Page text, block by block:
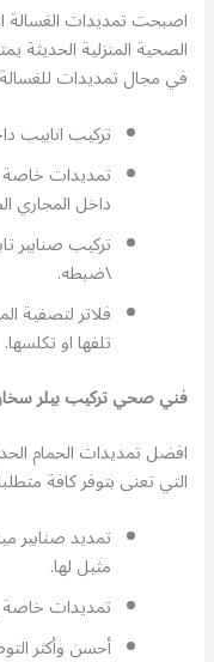
اصبحت تمديدات الغسالة
الصحية المنزلية الحديثة
في مجال تمديدات للغسالة
تركيب انابيب
تمديدات خاصة
داخل المجاري
تركيب صنابير
\ضبطه.
فلاتر لتصفية
تلفها او تكلسها.
فني صحي تركيب بيلر
افضل تمديدات الحمام
التي تعنى بتوفر كافة
تمديد صنابير
مثيل لها.
تمديدات خاصة
أحسن وأكثر